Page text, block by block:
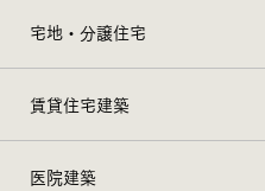
宅地・分譲住宅
賃貸住宅建築
医院建築